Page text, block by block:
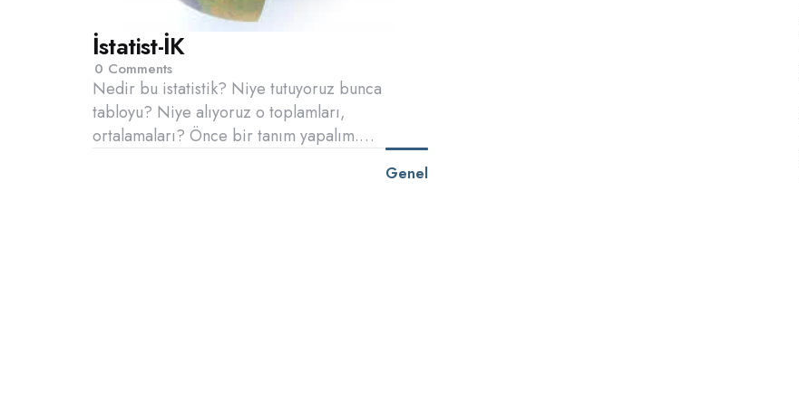
İstatist-İK
0 Comments
Nedir bu istatistik? Niye tutuyoruz bunca
tabloyu? Niye alıyoruz o toplamları,
ortalamaları? Önce bir tanım yapalım.…
Genel